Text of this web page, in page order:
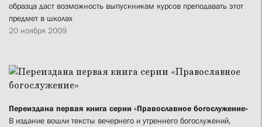
образца даст возможность выпускникам курсов преподавать этот
предмет в школах
20 ноября 2009
Переиздана первая книга серии «Православное богослужение»
В издание вошли тексты вечернего и утреннего богослужений,